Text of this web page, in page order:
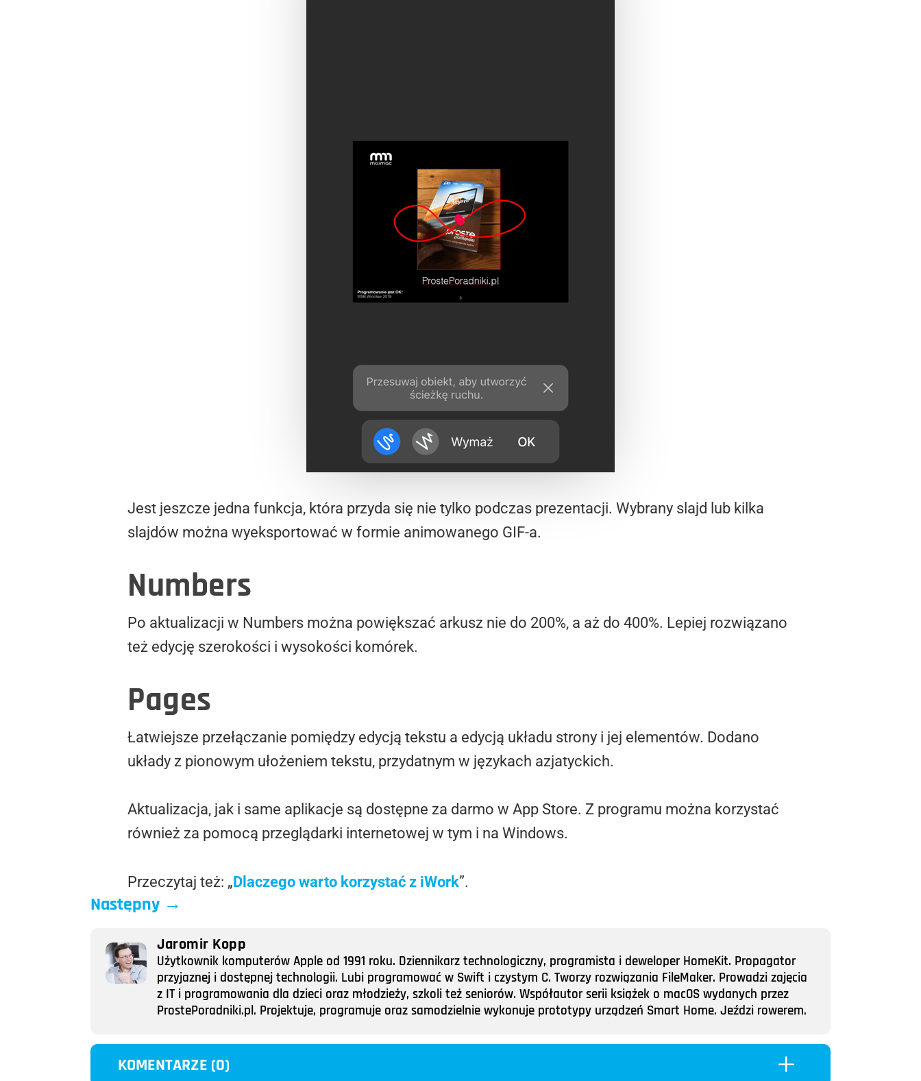
Jest jeszcze jedna funkcja, która przyda się nie tylko podczas prezentacji. Wybrany slajd lub kilka
slajdów można wyeksportować w formie animowanego GIF-a.
Numbers
Po aktualizacji w Numbers można powiększać arkusz nie do 200%, a aż do 400%. Lepiej rozwiązano
też edycję szerokości i wysokości komórek.
Pages
Łatwiejsze przełączanie pomiędzy edycją tekstu a edycją układu strony i jej elementów. Dodano
układy z pionowym ułożeniem tekstu, przydatnym w językach azjatyckich.
Aktualizacja, jak i same aplikacje są dostępne za darmo w App Store. Z programu można korzystać
również za pomocą przeglądarki internetowej w tym i na Windows.
Przeczytaj też: „Dlaczego warto korzystać z iWork”.
Następny →
Jaromir Kopp
Użytkownik komputerów Apple od 1991 roku. Dziennikarz technologiczny, programista i deweloper HomeKit. Propagator
przyjaznej i dostępnej technologii. Lubi programować w Swift i czystym C. Tworzy rozwiązania FileMaker. Prowadzi zajęcia
z IT i programowania dla dzieci oraz młodzieży, szkoli też seniorów. Współautor serii książek o macOS wydanych przez
ProstePoradniki.pl. Projektuje, programuje oraz samodzielnie wykonuje prototypy urządzeń Smart Home. Jeździ rowerem.
KOMENTARZE (0) L